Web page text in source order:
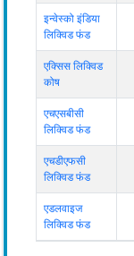
इन्वेस्को इंडिया
लिक्विड फंड
एक्सिस लिक्विड
कोष
एचएसबीसी
लिक्विड फंड
एचडीएफसी
लिक्विड फंड
एडलवाइज
लिक्विड फंड